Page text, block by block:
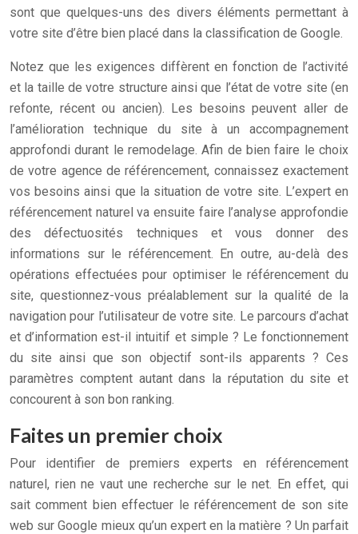
sont que quelques-uns des divers éléments permettant à
votre site d’être bien placé dans la classification de Google.
Notez que les exigences diffèrent en fonction de l’activité
et la taille de votre structure ainsi que l’état de votre site (en
refonte, récent ou ancien). Les besoins peuvent aller de
l’amélioration technique du site à un accompagnement
approfondi durant le remodelage. Afin de bien faire le choix
de votre agence de référencement, connaissez exactement
vos besoins ainsi que la situation de votre site. L’expert en
référencement naturel va ensuite faire l’analyse approfondie
des défectuosités techniques et vous donner des
informations sur le référencement. En outre, au-delà des
opérations effectuées pour optimiser le référencement du
site, questionnez-vous préalablement sur la qualité de la
navigation pour l’utilisateur de votre site. Le parcours d’achat
et d’information est-il intuitif et simple ? Le fonctionnement
du site ainsi que son objectif sont-ils apparents ? Ces
paramètres comptent autant dans la réputation du site et
concourent à son bon ranking.
Faites un premier choix
Pour identifier de premiers experts en référencement
naturel, rien ne vaut une recherche sur le net. En effet, qui
sait comment bien effectuer le référencement de son site
web sur Google mieux qu’un expert en la matière ? Un parfait